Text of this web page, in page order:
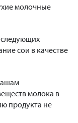
молочные
сои в качестве
молока в
продукта не